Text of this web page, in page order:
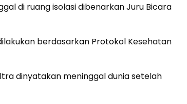
di ruang isolasi dibenarkan Juru Bicara
berdasarkan Protokol Kesehatan
dinyatakan meninggal dunia setelah